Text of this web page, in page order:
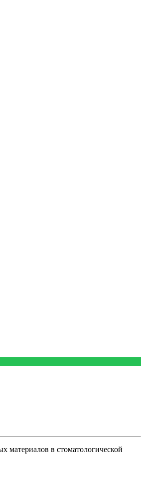
материалов в стоматологической